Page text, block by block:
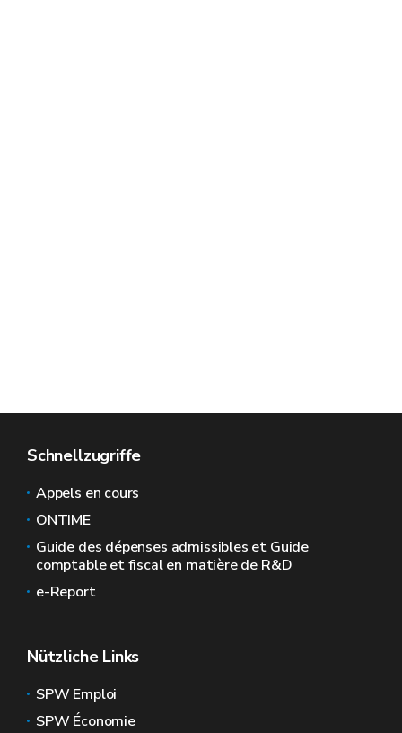
Schnellzugriffe
Appels en cours
ONTIME
Guide des dépenses admissibles et Guide
comptable et fiscal en matière de R&D
e-Report
Nützliche Links
SPW Emploi
SPW Économie